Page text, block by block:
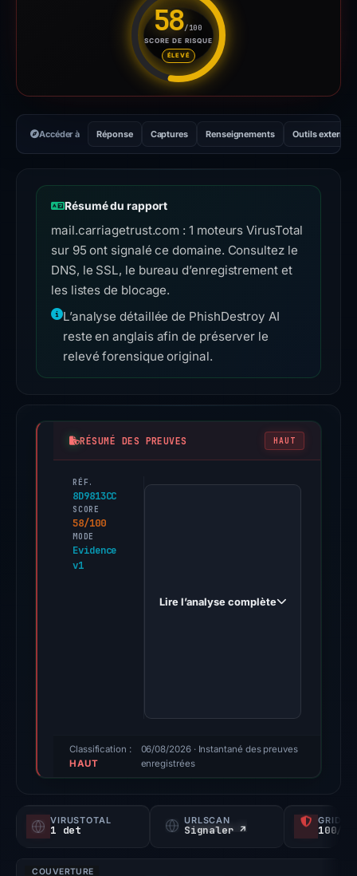
58/100
SCORE DE RISQUE
ÉLEVÉ
Score de risque : 58 sur 100.
Accéder à Réponse Captures Renseignements Outils externes
Résumé du rapport
mail.carriagetrust.com : 1 moteurs VirusTotal
sur 95 ont signalé ce domaine. Consultez le
DNS, le SSL, le bureau d’enregistrement et
les listes de blocage.
L’analyse détaillée de PhishDestroy AI
reste en anglais afin de préserver le
relevé forensique original.
RÉSUMÉ DES PREUVES HAUT
RÉF.
8D9813CC
SCORE
58/100
MODE
Evidence
v1
PhishDestroy
score,
not
probability).
Lire l’analyse complète
Classification :
HAUT
06/08/2026· Instantané des preuves
enregistrées
VIRUSTOTAL
1 det
URLSCAN
Signaler ↗ 100/
COUVERTURE